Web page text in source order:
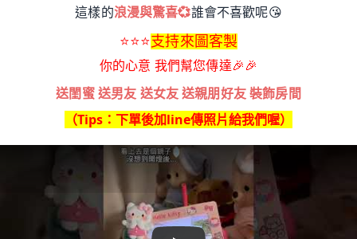
這樣的浪漫與驚喜💞誰會不喜歡呢😘
⭐⭐⭐支持來圖客製
你的心意 我們幫您傳達🎉🎉
送閨蜜 送男友 送女友 送親朋好友 裝飾房間
（Tips：下單後加line傳照片給我們喔）